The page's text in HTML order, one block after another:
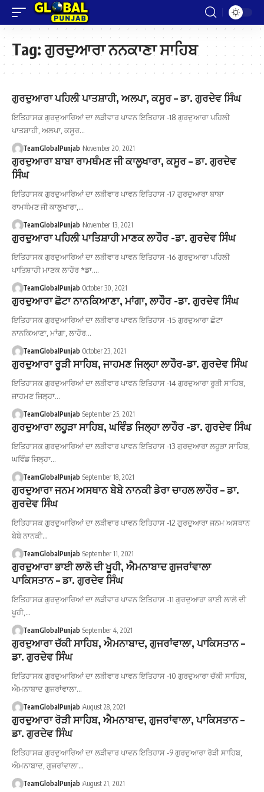
Tag:ਗੁਰਦੁਆਰਾ ਨਨਕਾਣਾ ਸਾਹਿਬ
ਗੁਰਦੁਆਰਾ ਪਹਿਲੀ ਪਾਤਸ਼ਾਹੀ, ਅਲਪਾ, ਕਸੂਰ – ਡਾ. ਗੁਰਦੇਵ ਸਿੰਘ
ਇਤਿਹਾਸਕ ਗੁਰਦੁਆਰਿਆਂ ਦਾ ਲੜੀਵਾਰ ਪਾਵਨ ਇਤਿਹਾਸ -18 ਗੁਰਦੁਆਰਾ ਪਹਿਲੀ
ਪਾਤਸ਼ਾਹੀ, ਅਲਪਾ, ਕਸੂਰ…
TeamGlobalPunjab November 20, 2021
ਗੁਰਦੁਆਰਾ ਬਾਬਾ ਰਾਮਥੰਮਣ ਜੀ ਕਾਲੂਖਾਰਾ, ਕਸੂਰ – ਡਾ. ਗੁਰਦੇਵ
ਸਿੰਘ
ਇਤਿਹਾਸਕ ਗੁਰਦੁਆਰਿਆਂ ਦਾ ਲੜੀਵਾਰ ਪਾਵਨ ਇਤਿਹਾਸ -17 ਗੁਰਦੁਆਰਾ ਬਾਬਾ
ਰਾਮਥੰਮਣ ਜੀ ਕਾਲੂਖਾਰਾ,…
TeamGlobalPunjab November 13, 2021
ਗੁਰਦੁਆਰਾ ਪਹਿਲੀ ਪਾਤਿਸ਼ਾਹੀ ਮਾਣਕ ਲਾਹੌਰ -ਡਾ. ਗੁਰਦੇਵ ਸਿੰਘ
ਇਤਿਹਾਸਕ ਗੁਰਦੁਆਰਿਆਂ ਦਾ ਲੜੀਵਾਰ ਪਾਵਨ ਇਤਿਹਾਸ -16 ਗੁਰਦੁਆਰਾ ਪਹਿਲੀ
ਪਾਤਿਸ਼ਾਹੀ ਮਾਣਕ ਲਾਹੌਰ *ਡਾ.…
TeamGlobalPunjab October 30, 2021
ਗੁਰਦੁਆਰਾ ਛੋਟਾ ਨਾਨਕਿਆਣਾ, ਮਾਂਗਾ, ਲਾਹੌਰ -ਡਾ. ਗੁਰਦੇਵ ਸਿੰਘ
ਇਤਿਹਾਸਕ ਗੁਰਦੁਆਰਿਆਂ ਦਾ ਲੜੀਵਾਰ ਪਾਵਨ ਇਤਿਹਾਸ -15 ਗੁਰਦੁਆਰਾ ਛੋਟਾ
ਨਾਨਕਿਆਣਾ, ਮਾਂਗਾ, ਲਾਹੌਰ…
TeamGlobalPunjab October 23, 2021
ਗੁਰਦੁਆਰਾ ਰੂੜੀ ਸਾਹਿਬ, ਜਾਹਮਣ ਜਿਲ੍ਹਾ ਲਾਹੌਰ-ਡਾ. ਗੁਰਦੇਵ ਸਿੰਘ
ਇਤਿਹਾਸਕ ਗੁਰਦੁਆਰਿਆਂ ਦਾ ਲੜੀਵਾਰ ਪਾਵਨ ਇਤਿਹਾਸ -14 ਗੁਰਦੁਆਰਾ ਰੂੜੀ ਸਾਹਿਬ,
ਜਾਹਮਣ ਜਿਲ੍ਹਾ…
TeamGlobalPunjab September 25, 2021
ਗੁਰਦੁਆਰਾ ਲਹੂੜਾ ਸਾਹਿਬ, ਘਵਿੰਡ ਜਿਲ੍ਹਾ ਲਾਹੌਰ -ਡਾ. ਗੁਰਦੇਵ ਸਿੰਘ
ਇਤਿਹਾਸਕ ਗੁਰਦੁਆਰਿਆਂ ਦਾ ਲੜੀਵਾਰ ਪਾਵਨ ਇਤਿਹਾਸ -13 ਗੁਰਦੁਆਰਾ ਲਹੂੜਾ ਸਾਹਿਬ,
ਘਵਿੰਡ ਜਿਲ੍ਹਾ…
TeamGlobalPunjab September 18, 2021
ਗੁਰਦੁਆਰਾ ਜਨਮ ਅਸਥਾਨ ਬੇਬੇ ਨਾਨਕੀ ਡੇਰਾ ਚਾਹਲ ਲਾਹੌਰ – ਡਾ.
ਗੁਰਦੇਵ ਸਿੰਘ
ਇਤਿਹਾਸਕ ਗੁਰਦੁਆਰਿਆਂ ਦਾ ਲੜੀਵਾਰ ਪਾਵਨ ਇਤਿਹਾਸ -12 ਗੁਰਦੁਆਰਾ ਜਨਮ ਅਸਥਾਨ
ਬੇਬੇ ਨਾਨਕੀ…
TeamGlobalPunjab September 11, 2021
ਗੁਰਦੁਆਰਾ ਭਾਈ ਲਾਲੋ ਦੀ ਖੂਹੀ, ਐਮਨਾਬਾਦ ਗੁਜਰਾਂਵਾਲਾ
ਪਾਕਿਸਤਾਨ – ਡਾ. ਗੁਰਦੇਵ ਸਿੰਘ
ਇਤਿਹਾਸਕ ਗੁਰਦੁਆਰਿਆਂ ਦਾ ਲੜੀਵਾਰ ਪਾਵਨ ਇਤਿਹਾਸ -11 ਗੁਰਦੁਆਰਾ ਭਾਈ ਲਾਲੋ ਦੀ
ਖੂਹੀ,…
TeamGlobalPunjab September 4, 2021
ਗੁਰਦੁਆਰਾ ਚੱਕੀ ਸਾਹਿਬ, ਐਮਨਾਬਾਦ, ਗੁਜਰਾਂਵਾਲਾ, ਪਾਕਿਸਤਾਨ –
ਡਾ. ਗੁਰਦੇਵ ਸਿੰਘ
ਇਤਿਹਾਸਕ ਗੁਰਦੁਆਰਿਆਂ ਦਾ ਲੜੀਵਾਰ ਪਾਵਨ ਇਤਿਹਾਸ -10 ਗੁਰਦੁਆਰਾ ਚੱਕੀ ਸਾਹਿਬ,
ਐਮਨਾਬਾਦ ਗੁਜਰਾਂਵਾਲਾ…
TeamGlobalPunjab August 28, 2021
ਗੁਰਦੁਆਰਾ ਰੋੜੀ ਸਾਹਿਬ, ਐਮਨਾਬਾਦ, ਗੁਜਰਾਂਵਾਲਾ, ਪਾਕਿਸਤਾਨ –
ਡਾ. ਗੁਰਦੇਵ ਸਿੰਘ
ਇਤਿਹਾਸਕ ਗੁਰਦੁਆਰਿਆਂ ਦਾ ਲੜੀਵਾਰ ਪਾਵਨ ਇਤਿਹਾਸ -9 ਗੁਰਦੁਆਰਾ ਰੋੜੀ ਸਾਹਿਬ,
ਐਮਨਾਬਾਦ, ਗੁਜਰਾਂਵਾਲਾ…
TeamGlobalPunjab August 21, 2021